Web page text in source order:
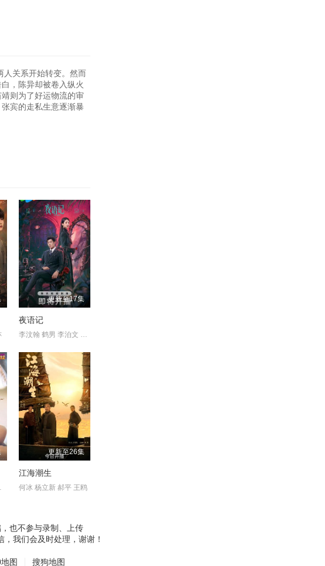
人关系开始转变。然而
，陈异却被卷入纵火
则为了好运物流的审
宾的走私生意逐渐暴
更新至17集
夜语记
李汶翰 鹤男 李泊文 徐新驰
更新至26集
江海潮生
何冰 杨立新 郝平 王鸥
也不参与录制、上传
我们会及时处理，谢谢！
图 搜狗地图